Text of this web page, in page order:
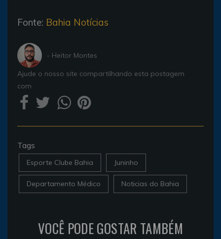
Fonte: Bahia Notícias
- Heitor Montes
Ajude o nosso site compartilhando esta postagem
com
Tags
Esporte Clube Bahia Juninho
Departamento Médico Noticias do Bahia
VOCÊ PODE GOSTAR TAMBÉM